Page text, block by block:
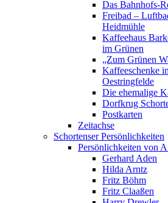
Das Bahnhofs-
Freibad –
Heidmühle
Kaffeehaus
im Grünen
„Zum Grünen
Kaffeeschenke
Oestringfelde
Die ehemalige
Dorfkrug
Postkarten
Zeitachse
Schortenser Persönlichkeiten
Persönlichkeiten von
Gerhard Aden
Hilda Arntz
Fritz Böhm
Fritz Claaßen